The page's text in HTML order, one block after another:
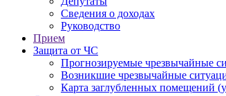
Сведения о доходах
Руководство
Прием
Защита от ЧС
Прогнозируемые чрезвычайные
Возникшие чрезвычайные
Карта заглубленных помещений